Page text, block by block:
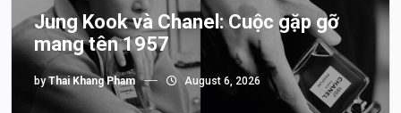
Jung Kook và Chanel: Cuộc gặp gỡ
mang tên 1957
byThai Khang Pham August 6, 2026